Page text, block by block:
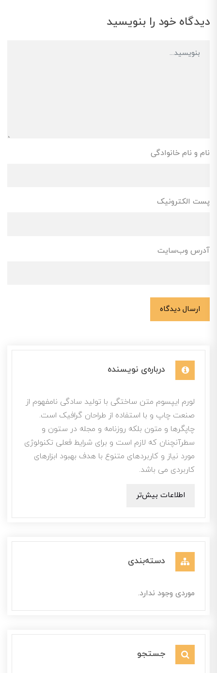
دیدگاه خود را بنویسید
نام و نام خانوادگی
پست الکترونیک
آدرس وب‌سایت
ارسال دیدگاه
درباره‌ی نویسنده
لورم ایپسوم متن ساختگی با تولید سادگی نامفهوم از
صنعت چاپ و با استفاده از طراحان گرافیک است.
چاپگرها و متون بلکه روزنامه و مجله در ستون و
سطرآنچنان که لازم است و برای شرایط فعلی تکنولوژی
مورد نیاز و کاربردهای متنوع با هدف بهبود ابزارهای
کاربردی می باشد.
اطلاعات بیش‌تر
دسته‌بندی
موردی وجود ندارد.
جستجو